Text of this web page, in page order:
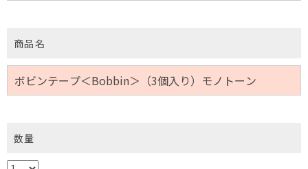
商品名
数量